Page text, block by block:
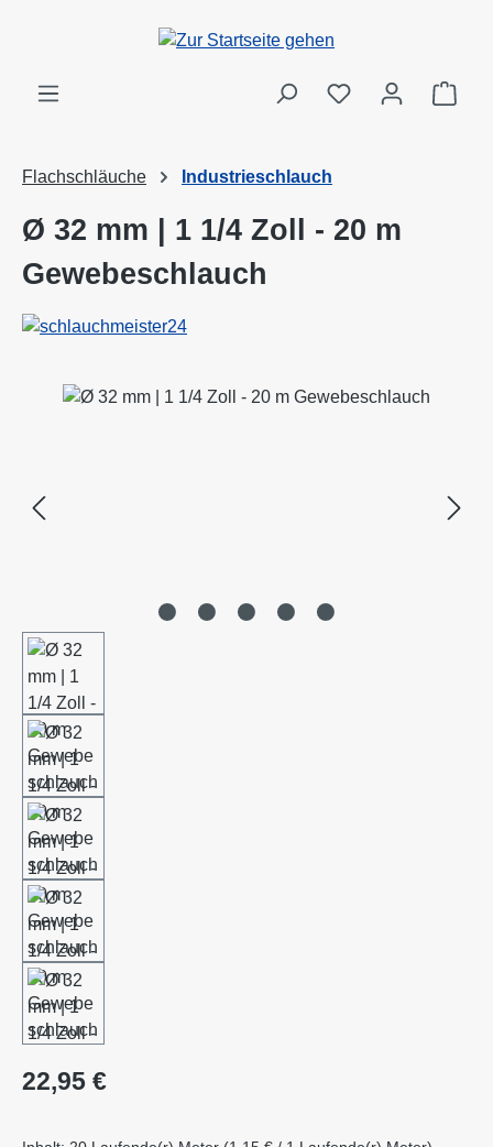
Zum Hauptinhalt springen
Flachschläuche Industrieschlauch
Ø 32 mm | 1 1/4 Zoll - 20 m
Gewebeschlauch
Bildergalerie überspringen
Regulärer Preis:
22,95 €